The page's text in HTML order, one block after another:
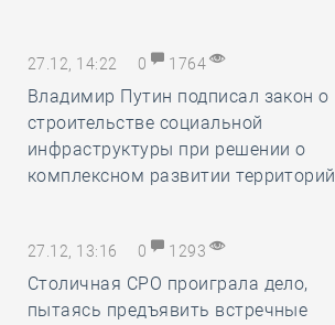
27.12, 14:22 0 1764
Владимир Путин подписал закон о
строительстве социальной
инфраструктуры при решении о
комплексном развитии территорий
27.12, 13:16 0 1293
Столичная СРО проиграла дело,
пытаясь предъявить встречные